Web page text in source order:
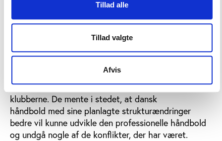
Tillad alle
Tillad valgte
Afvis
Rapporten blev præsenteret på et pressemøde, hvor
også Dansk Håndbold Forbunds direktør, Hans-
i Divisionsforeningen Håndbold, havde mulighed for
at kommentere resultaterne og anbefalingerne.
Begge afviste, at der er brug for en form for
uafhængig 'politimyndighed', som kan kontrollere
klubberne. De mente i stedet, at dansk
håndbold med sine planlagte strukturændringer
bedre vil kunne udvikle den professionelle håndbold
og undgå nogle af de konflikter, der har været.